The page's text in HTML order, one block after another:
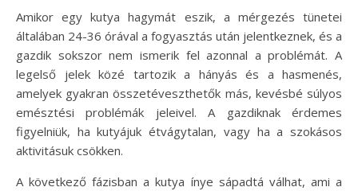
Amikor egy kutya hagymát eszik, a mérgezés tünetei
általában 24-36 órával a fogyasztás után jelentkeznek, és a
gazdik sokszor nem ismerik fel azonnal a problémát. A
legelső jelek közé tartozik a hányás és a hasmenés,
amelyek gyakran összetéveszthetők más, kevésbé súlyos
emésztési problémák jeleivel. A gazdiknak érdemes
figyelniük, ha kutyájuk étvágytalan, vagy ha a szokásos
aktivitásuk csökken.
A következő fázisban a kutya ínye sápadtá válhat, ami a